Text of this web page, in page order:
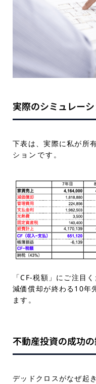
実際のシミュレー
下表は、実際に私が所
ション です。
「CF-税額」にご注目く
減価償却が終わる10年
ます。
不動産投資の成功
デッドクロスがなぜ起